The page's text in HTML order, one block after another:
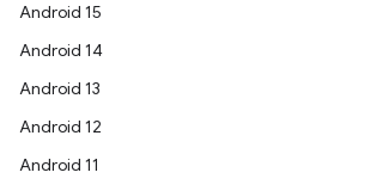
Android 15
Android 14
Android 13
Android 12
Android 11